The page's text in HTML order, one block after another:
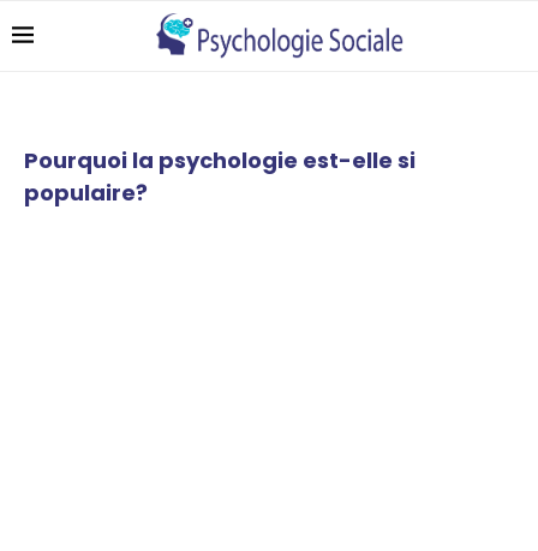
Pourquoi la psychologie est-elle si
populaire?